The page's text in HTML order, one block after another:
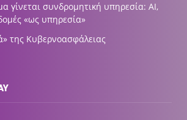
γίνεται συνδρομητική υπηρεσία: AI,
«ως υπηρεσία»
της Κυβερνοασφάλειας